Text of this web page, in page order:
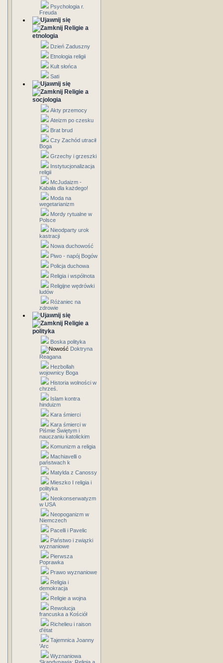
Psychologia r.
Freuda
Religie a
etnologia
Dzień Zaduszny
Etnologia religii
Kult słońca
Sati
Religie a
socjologia
Akty przemocy
Ateizm po czesku
Brat brud
Czy Zachód utracił
Boga
Grzechy i grzeszki
Instytucjonalizacja
religii
McJudaizm -
Kabała dla każdego!
Moda na
wegetarianizm
Mordy rytualne w
Polsce
Nieodparty urok
kastracji
Nowa duchowość
Piwo - napój Bogów
Policja duchowa
Religia i wspólnota
Religijne wędrówki
ludów
Różaniec na
zdrowie
Religie a
polityka
Boska polityka
Doktryna
Reagana
Hezbollah
wojownicy Boga
Historia wolności w
chrześ.
Islam kontra
hinduizm
Kara śmierci
Kara śmierci w
Piśmie Świętym i
nauczaniu katolickim
Komunizm a religia
Machiavelli o
państwach k
Matylda z Canossy
Mieszko I religia i
polityka
Neokonserwatyzm
w USA
Neopoganizm w
Niemczech
Pacelli i Pavelic
Państwo i związki
wyznaniowe
Pierwsza
Poprawka
Prawo wyznaniowe
Religia i
demokracja
Religie a wojna
Rewolucja
francuska a Kościół
Richelieu i raison
d'état
Tajemnica Joanny
'Arc
Wyznaniowa